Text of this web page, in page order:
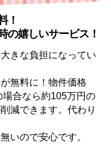
！
の嬉しいサービス！
きな負担になってい
無料に！物件価格
場合なら約105万円の
減できます。代わり
いので安心です。